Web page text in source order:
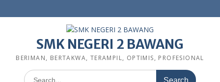
SMK NEGERI 2 BAWANG
BERIMAN, BERTAKWA, TERAMPIL, OPTIMIS, PROFESIONAL